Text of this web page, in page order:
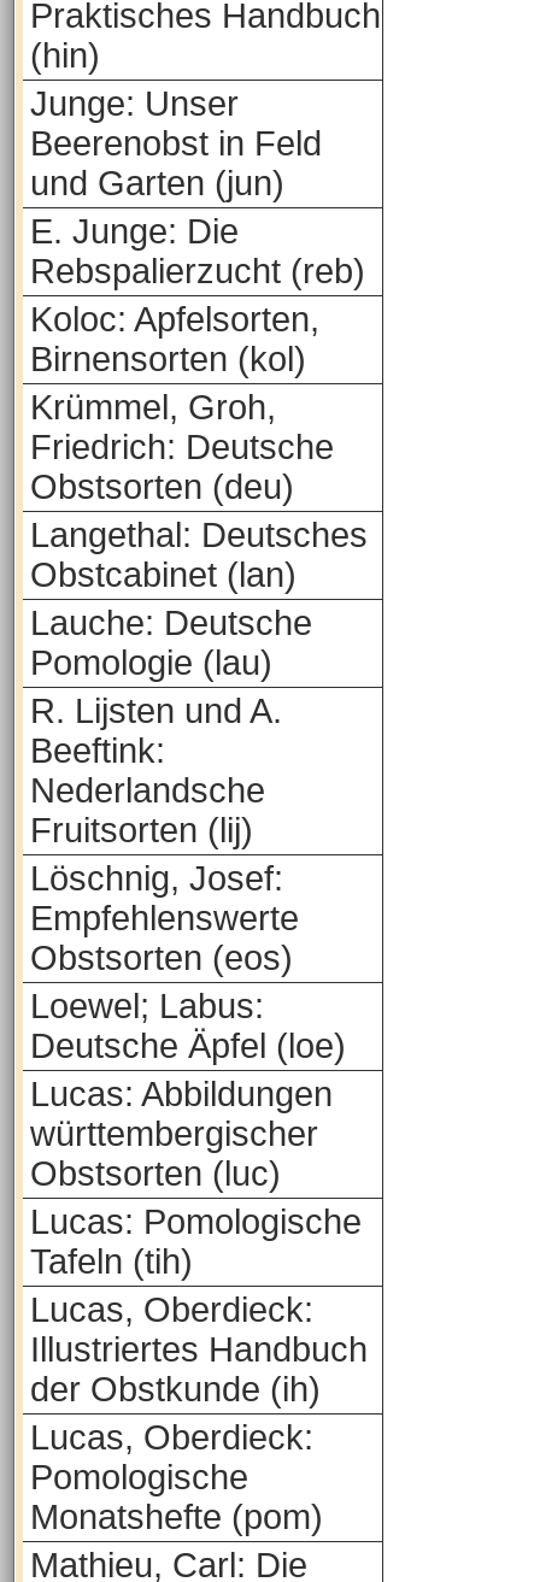
Praktisches Handbuch
(hin)
Junge: Unser
Beerenobst in Feld
und Garten (jun)
E. Junge: Die
Rebspalierzucht (reb)
Koloc: Apfelsorten,
Birnensorten (kol)
Krümmel, Groh,
Friedrich: Deutsche
Obstsorten (deu)
Langethal: Deutsches
Obstcabinet (lan)
Lauche: Deutsche
Pomologie (lau)
R. Lijsten und A.
Beeftink:
Nederlandsche
Fruitsorten (lij)
Löschnig, Josef:
Empfehlenswerte
Obstsorten (eos)
Loewel; Labus:
Deutsche Äpfel (loe)
Lucas: Abbildungen
württembergischer
Obstsorten (luc)
Lucas: Pomologische
Tafeln (tih)
Lucas, Oberdieck:
Illustriertes Handbuch
der Obstkunde (ih)
Lucas, Oberdieck:
Pomologische
Monatshefte (pom)
Mathieu, Carl: Die